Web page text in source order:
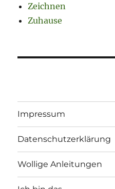
Zeichnen
Zuhause
Impressum
Datenschutzerklärung
Wollige Anleitungen